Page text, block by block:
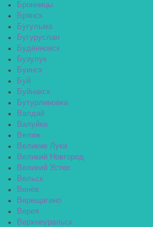
Бронницы
Брянск
Бугульма
Бугуруслан
Будённовск
Бузулук
Буинск
Буй
Буйнакск
Бутурлиновка
Валдай
Валуйки
Велиж
Великие Луки
Великий Новгород
Великий Устюг
Вельск
Венёв
Верещагино
Верея
Верхнеуральск